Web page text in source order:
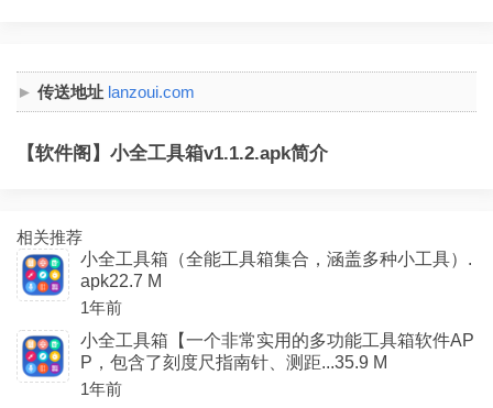
传送地址 lanzoui.com
【软件阁】小全工具箱v1.1.2.apk简介
相关推荐
小全工具箱（全能工具箱集合，涵盖多种小工具）.
apk22.7 M
1年前
小全工具箱【一个非常实用的多功能工具箱软件AP
P，包含了刻度尺指南针、测距...35.9 M
1年前